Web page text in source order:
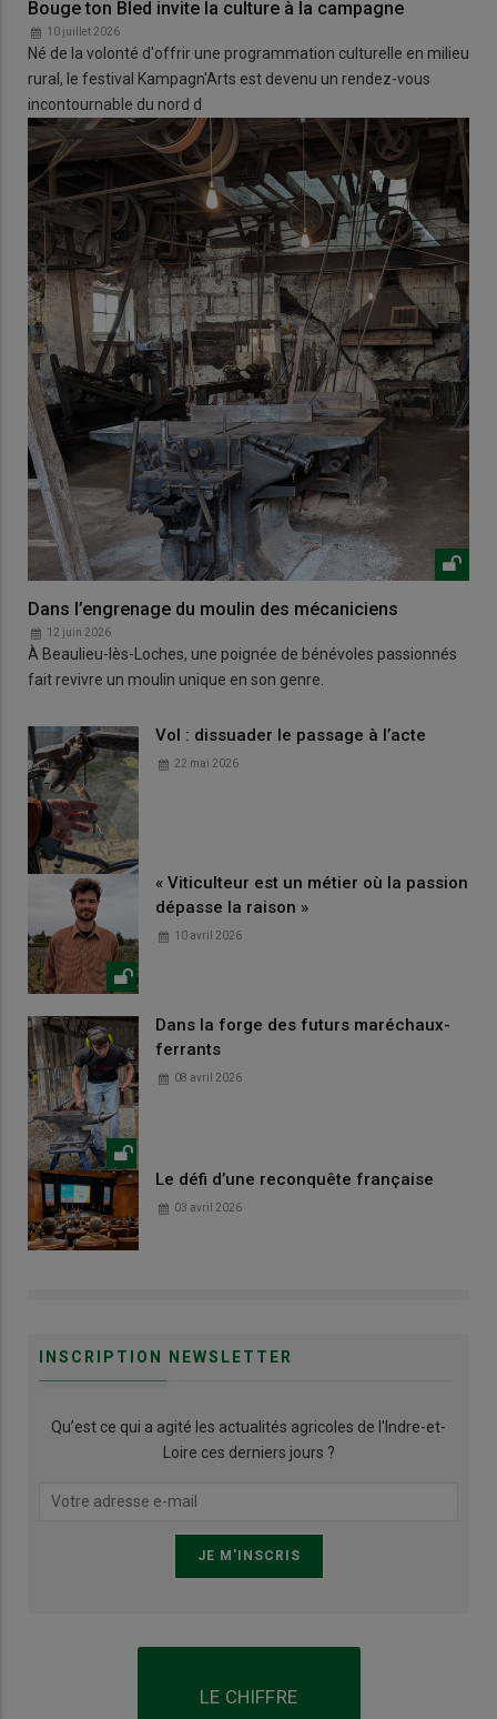
Bouge ton Bled invite la culture à la campagne
10 juillet 2026
Né de la volonté d'offrir une programmation culturelle en milieu
rural, le festival Kampagn'Arts est devenu un rendez-vous
incontournable du nord d
Dans l’engrenage du moulin des mécaniciens
12 juin 2026
À Beaulieu-lès-Loches, une poignée de bénévoles passionnés
fait revivre un moulin unique en son genre.
Vol : dissuader le passage à l’acte
22 mai 2026
« Viticulteur est un métier où la passion
dépasse la raison »
10 avril 2026
Dans la forge des futurs maréchaux-
ferrants
08 avril 2026
Le défi d’une reconquête française
03 avril 2026
INSCRIPTION NEWSLETTER
Qu’est ce qui a agité les actualités agricoles de l'Indre-et-
Loire ces derniers jours ?
LE CHIFFRE